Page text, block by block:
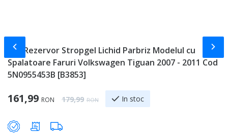
Vas Rezervor Stropgel Lichid Parbriz Modelul cu
Spalatoare Faruri Volkswagen Tiguan 2007 - 2011 Cod
5N0955453B [B3853]
Special Price
161,99 RON Regular Price
179,99 RON In stoc
Slide-ul anterior